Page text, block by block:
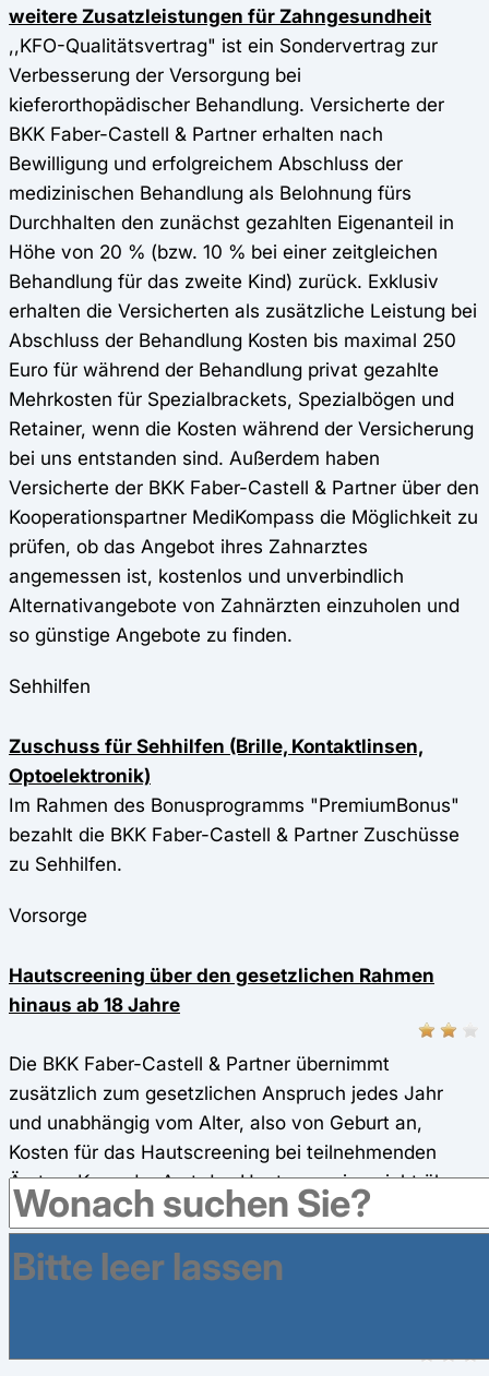
weitere Zusatzleistungen für Zahngesundheit
,,KFO-Qualitätsvertrag" ist ein Sondervertrag zur
Verbesserung der Versorgung bei
kieferorthopädischer Behandlung. Versicherte der
BKK Faber-Castell & Partner erhalten nach
Bewilligung und erfolgreichem Abschluss der
medizinischen Behandlung als Belohnung fürs
Durchhalten den zunächst gezahlten Eigenanteil in
Höhe von 20 % (bzw. 10 % bei einer zeitgleichen
Behandlung für das zweite Kind) zurück. Exklusiv
erhalten die Versicherten als zusätzliche Leistung bei
Abschluss der Behandlung Kosten bis maximal 250
Euro für während der Behandlung privat gezahlte
Mehrkosten für Spezialbrackets, Spezialbögen und
Retainer, wenn die Kosten während der Versicherung
bei uns entstanden sind. Außerdem haben
Versicherte der BKK Faber-Castell & Partner über den
Kooperationspartner MediKompass die Möglichkeit zu
prüfen, ob das Angebot ihres Zahnarztes
angemessen ist, kostenlos und unverbindlich
Alternativangebote von Zahnärzten einzuholen und
so günstige Angebote zu finden.
Sehhilfen
Zuschuss für Sehhilfen (Brille, Kontaktlinsen,
Optoelektronik)
Im Rahmen des Bonusprogramms "PremiumBonus"
bezahlt die BKK Faber-Castell & Partner Zuschüsse
zu Sehhilfen.
Vorsorge
Hautscreening über den gesetzlichen Rahmen
hinaus ab 18 Jahre
Die BKK Faber-Castell & Partner übernimmt
zusätzlich zum gesetzlichen Anspruch jedes Jahr
und unabhängig vom Alter, also von Geburt an,
Kosten für das Hautscreening bei teilnehmenden
Ärzten. Kann der Arzt das Hautscreening nicht über
die Versichertenkarte abrechnen, übernimmt die BKK
Faber-Castell & Partner bis zu 35 Euro für das
Hautscreening inklusive Kosten für